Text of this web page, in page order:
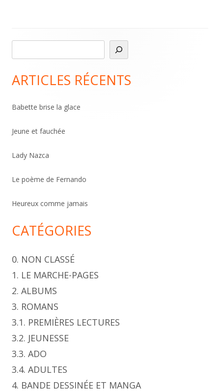
Sidebar
e
h
c
e
ARTICLES RÉCENTS
Babette brise la glace
Jeune et fauchée
Lady Nazca
Le poème de Fernando
Heureux comme jamais
CATÉGORIES
0. NON CLASSÉ
1. LE MARCHE-PAGES
2. ALBUMS
3. ROMANS
3.1. PREMIÈRES LECTURES
3.2. JEUNESSE
3.3. ADO
3.4. ADULTES
4. BANDE DESSINÉE ET MANGA